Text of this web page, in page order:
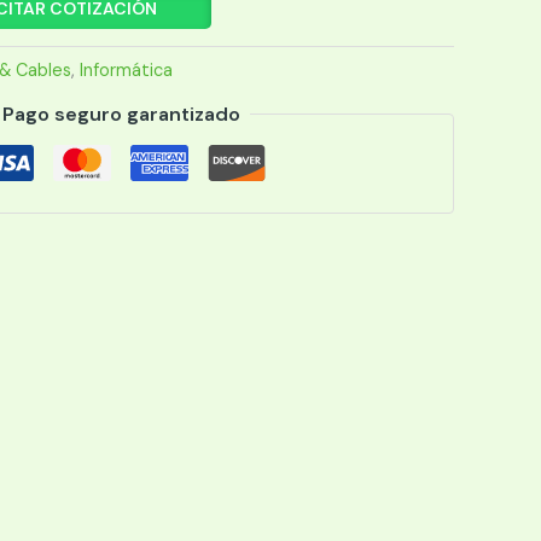
COTIZACIÓN
Cables, Informática
Pago seguro garantizado